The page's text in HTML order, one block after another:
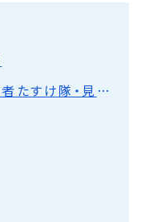
高齢者の見守り事業「高齢者たすけ隊・見守り隊」